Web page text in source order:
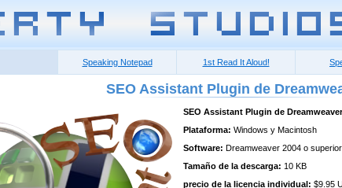
Speaking Notepad 1st Read It Aloud!
SEO Assistant Plugin de
SEO Assistant Plugin de Dreamweaver
Plataforma: Windows y Macintosh
Software: Dreamweaver 2004 o superior
Tamaño de la descarga: 10 KB
precio de la licencia individual: $9.95